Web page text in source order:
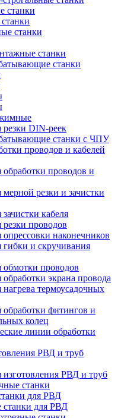
станки
станки
станки
станки
резки DIN-реек
станки с ЧПУ
проводов и кабелей
обработки проводов и
резки и зачистки
кабеля
проводов
наконечников
гибки и скручивания
обмотки проводов
экрана провода
термоусадочных
обработки фитингов и
колец
линии обработки
РВД и труб
изготовления РВД и труб
станки
для РВД
для РВД